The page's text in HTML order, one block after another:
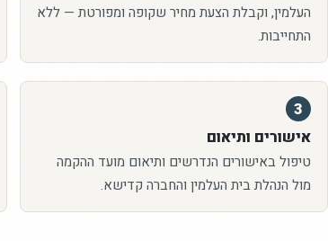
העלמין, וקבלת הצעת מחיר שקופה ומפורטת — ללא
התחייבות.
3
אישורים ותיאום
טיפול באישורים הנדרשים ותיאום מועד ההקמה
מול הנהלת בית העלמין והחברה קדישא.